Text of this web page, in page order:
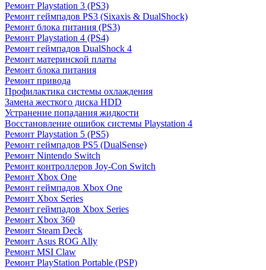
Ремонт Playstation 3 (PS3)
Ремонт геймпадов PS3 (Sixaxis & DualShock)
Ремонт блока питания (PS3)
Ремонт Playstation 4 (PS4)
Ремонт геймпадов DualShock 4
Ремонт материнской платы
Ремонт блока питания
Ремонт привода
Профилактика системы охлаждения
Замена жесткого диска HDD
Устранение попадания жидкости
Восстановление ошибок системы Playstation 4
Ремонт Playstation 5 (PS5)
Ремонт геймпадов PS5 (DualSense)
Ремонт Nintendo Switch
Ремонт контроллеров Joy-Con Switch
Ремонт Xbox One
Ремонт геймпадов Xbox One
Ремонт Xbox Series
Ремонт геймпадов Xbox Series
Ремонт Xbox 360
Ремонт Steam Deck
Ремонт Asus ROG Ally
Ремонт MSI Claw
Ремонт PlayStation Portable (PSP)